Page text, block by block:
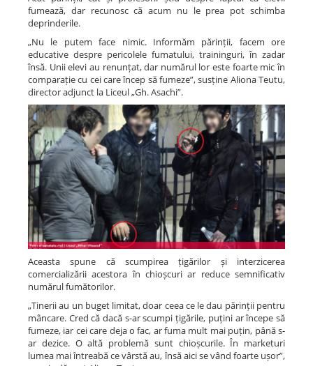
fumează, dar recunosc că acum nu le prea pot schimba
deprinderile.
„Nu le putem face nimic. Informăm părinții, facem ore
educative despre pericolele fumatului, traininguri, în zadar
însă. Unii elevi au renunțat, dar numărul lor este foarte mic în
comparație cu cei care încep să fumeze”, susține Aliona Teutu,
director adjunct la Liceul „Gh. Asachi”.
Aceasta spune că scumpirea țigărilor și interzicerea
comercializării acestora în chioșcuri ar reduce semnificativ
numărul fumătorilor.
„Tinerii au un buget limitat, doar ceea ce le dau părinții pentru
mâncare. Cred că dacă s-ar scumpi țigările, puțini ar începe să
fumeze, iar cei care deja o fac, ar fuma mult mai puțin, până s-
ar dezice. O altă problemă sunt chioșcurile. În marketuri
lumea mai întreabă ce vârstă au, însă aici se vând foarte ușor”,